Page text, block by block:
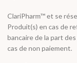
ClariPharm™ et se
Produit(s) en cas de
bancaire de la part
cas de non paiement.